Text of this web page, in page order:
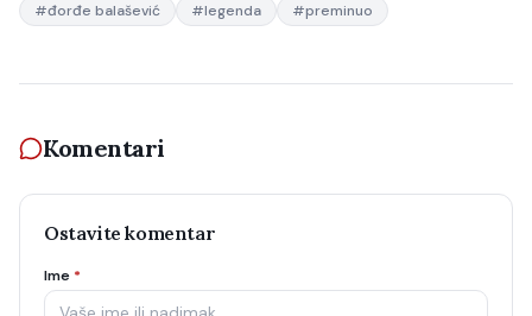
#đorđe balašević #legenda #preminuo
Komentari
Ostavite komentar
Ime *